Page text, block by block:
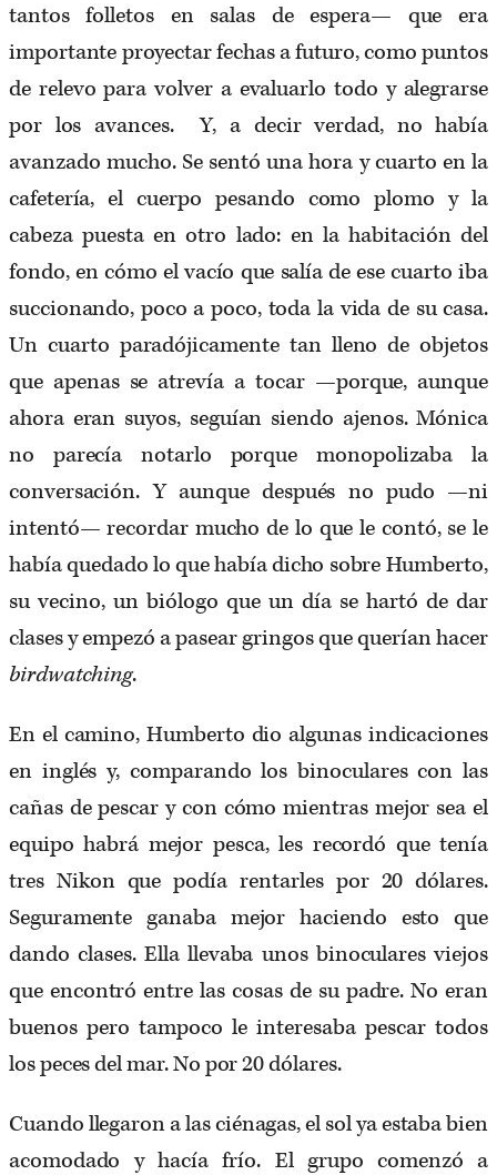
tantos folletos en salas de espera— que era
importante proyectar fechas a futuro, como puntos
de relevo para volver a evaluarlo todo y alegrarse
por los avances. Y, a decir verdad, no había
avanzado mucho. Se sentó una hora y cuarto en la
cafetería, el cuerpo pesando como plomo y la
cabeza puesta en otro lado: en la habitación del
fondo, en cómo el vacío que salía de ese cuarto iba
succionando, poco a poco, toda la vida de su casa.
Un cuarto paradójicamente tan lleno de objetos
que apenas se atrevía a tocar —porque, aunque
ahora eran suyos, seguían siendo ajenos. Mónica
no parecía notarlo porque monopolizaba la
conversación. Y aunque después no pudo —ni
intentó— recordar mucho de lo que le contó, se le
había quedado lo que había dicho sobre Humberto,
su vecino, un biólogo que un día se hartó de dar
clases y empezó a pasear gringos que querían hacer
birdwatching.
En el camino, Humberto dio algunas indicaciones
en inglés y, comparando los binoculares con las
cañas de pescar y con cómo mientras mejor sea el
equipo habrá mejor pesca, les recordó que tenía
tres Nikon que podía rentarles por 20 dólares.
Seguramente ganaba mejor haciendo esto que
dando clases. Ella llevaba unos binoculares viejos
que encontró entre las cosas de su padre. No eran
buenos pero tampoco le interesaba pescar todos
los peces del mar. No por 20 dólares.
Cuando llegaron a las ciénagas, el sol ya estaba bien
acomodado y hacía frío. El grupo comenzó a